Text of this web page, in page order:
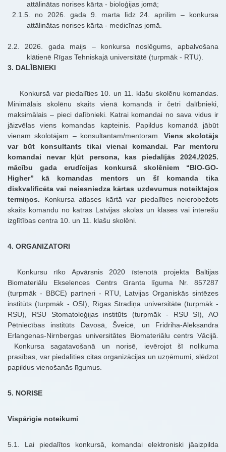
attālinātas norises kārta - bioloģijas jomā;
2.1.5. no 2026. gada 9. marta līdz 24. aprīlim – konkursa
attālinātas norises kārta - medicīnas jomā.
2.2. 2026. gada maijs – konkursa noslēgums, apbalvošana
klātienē Rīgas Tehniskajā universitātē (turpmāk - RTU).
3. DALĪBNIEKI
Konkursā var piedalīties 10. un 11. klašu skolēnu komandas.
Minimālais skolēnu skaits vienā komandā ir četri dalībnieki,
maksimālais – pieci dalībnieki. Katrai komandai no sava vidus ir
jāizvēlas viens komandas kapteinis. Papildus komandā jābūt
vienam skolotājam – konsultantam/mentoram. Viens skolotājs
var būt konsultants tikai vienai komandai. Par mentoru
komandai nevar kļūt persona, kas piedalījās 2024./2025.
mācību gada erudīcijas konkursā skolēniem “BIO-GO-
Higher” kā komandas mentors un šī komanda tika
diskvalificēta vai neiesniedza kārtas uzdevumus noteiktajos
termiņos. Konkursa atlases kārtā var piedalīties neierobežots
skaits komandu no katras Latvijas skolas un klases vai interešu
izglītības centra 10. un 11. klašu skolēni.
4. ORGANIZATORI
Konkursu rīko Apvārsnis 2020 īstenotā projekta Baltijas
Biomateriālu Ekselences Centrs Granta līguma Nr. 857287
(turpmāk - BBCE) partneri - RTU, Latvijas Organiskās sintēzes
institūts (turpmāk - OSI), Rīgas Stradiņa universitāte (turpmāk -
RSU), RSU Stomatoloģijas institūts (turpmāk - RSU SI), AO
Pētniecības institūts Davosā, Šveicē, un Fridriha-Aleksandra
Erlangenas-Nirnbergas universitātes Biomateriālu centrs Vācijā.
Konkursa sagatavošanā un norisē, ievērojot šī nolikuma
prasības, var piedalīties citas organizācijas un uzņēmumi, slēdzot
papildus vienošanās līgumus.
5. NORISE
Vispārīgie noteikumi
5.1. Lai piedalītos konkursā, komandai elektroniski jāaizpilda